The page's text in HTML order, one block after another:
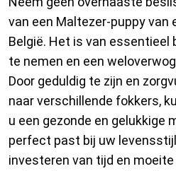
van een Maltezer-puppy van
België. Het is van essentieel
te nemen en een
Door geduldig te zijn en
naar verschillende fokkers,
u een gezonde en gelukkige
perfect past bij uw
investeren van tijd en